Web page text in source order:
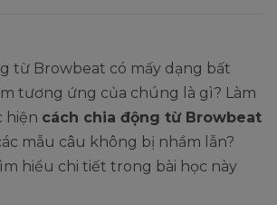
từ Browbeat có mấy dạng bất
tương ứng của chúng là gì? Làm
hiện cách chia động từ Browbeat
mẫu câu không bị nhầm lẫn?
hiểu chi tiết trong bài học này